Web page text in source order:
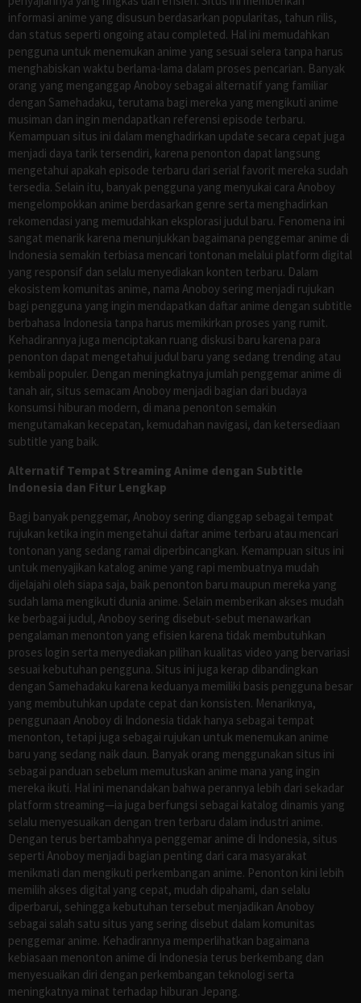
informasi anime yang disusun berdasarkan popularitas, tahun rilis,
dan status seperti ongoing atau completed. Hal ini memudahkan
pengguna untuk menemukan anime yang sesuai selera tanpa harus
menghabiskan waktu berlama-lama dalam proses pencarian. Banyak
orang yang menganggap Anoboy sebagai alternatif yang familiar
dengan Samehadaku, terutama bagi mereka yang mengikuti anime
musiman dan ingin mendapatkan referensi episode terbaru.
Kemampuan situs ini dalam menghadirkan update secara cepat juga
menjadi daya tarik tersendiri, karena penonton dapat langsung
mengetahui apakah episode terbaru dari serial favorit mereka sudah
tersedia. Selain itu, banyak pengguna yang menyukai cara Anoboy
mengelompokkan anime berdasarkan genre serta menghadirkan
rekomendasi yang memudahkan eksplorasi judul baru. Fenomena ini
sangat menarik karena menunjukkan bagaimana penggemar anime di
Indonesia semakin terbiasa mencari tontonan melalui platform digital
yang responsif dan selalu menyediakan konten terbaru. Dalam
ekosistem komunitas anime, nama Anoboy sering menjadi rujukan
bagi pengguna yang ingin mendapatkan daftar anime dengan subtitle
berbahasa Indonesia tanpa harus memikirkan proses yang rumit.
Kehadirannya juga menciptakan ruang diskusi baru karena para
penonton dapat mengetahui judul baru yang sedang trending atau
kembali populer. Dengan meningkatnya jumlah penggemar anime di
tanah air, situs semacam Anoboy menjadi bagian dari budaya
konsumsi hiburan modern, di mana penonton semakin
mengutamakan kecepatan, kemudahan navigasi, dan ketersediaan
subtitle yang baik.
Alternatif Tempat Streaming Anime dengan Subtitle
Indonesia dan Fitur Lengkap
Bagi banyak penggemar, Anoboy sering dianggap sebagai tempat
rujukan ketika ingin mengetahui daftar anime terbaru atau mencari
tontonan yang sedang ramai diperbincangkan. Kemampuan situs ini
untuk menyajikan katalog anime yang rapi membuatnya mudah
dijelajahi oleh siapa saja, baik penonton baru maupun mereka yang
sudah lama mengikuti dunia anime. Selain memberikan akses mudah
ke berbagai judul, Anoboy sering disebut-sebut menawarkan
pengalaman menonton yang efisien karena tidak membutuhkan
proses login serta menyediakan pilihan kualitas video yang bervariasi
sesuai kebutuhan pengguna. Situs ini juga kerap dibandingkan
dengan Samehadaku karena keduanya memiliki basis pengguna besar
yang membutuhkan update cepat dan konsisten. Menariknya,
penggunaan Anoboy di Indonesia tidak hanya sebagai tempat
menonton, tetapi juga sebagai rujukan untuk menemukan anime
baru yang sedang naik daun. Banyak orang menggunakan situs ini
sebagai panduan sebelum memutuskan anime mana yang ingin
mereka ikuti. Hal ini menandakan bahwa perannya lebih dari sekadar
platform streaming—ia juga berfungsi sebagai katalog dinamis yang
selalu menyesuaikan dengan tren terbaru dalam industri anime.
Dengan terus bertambahnya penggemar anime di Indonesia, situs
seperti Anoboy menjadi bagian penting dari cara masyarakat
menikmati dan mengikuti perkembangan anime. Penonton kini lebih
memilih akses digital yang cepat, mudah dipahami, dan selalu
diperbarui, sehingga kebutuhan tersebut menjadikan Anoboy
sebagai salah satu situs yang sering disebut dalam komunitas
penggemar anime. Kehadirannya memperlihatkan bagaimana
kebiasaan menonton anime di Indonesia terus berkembang dan
menyesuaikan diri dengan perkembangan teknologi serta
meningkatnya minat terhadap hiburan Jepang.